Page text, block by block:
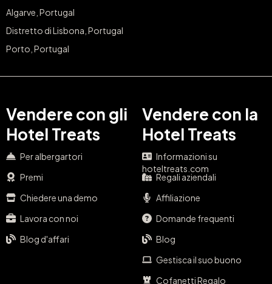
Algarve, Portugal
Distretto di Lisbona, Portugal
Porto, Portugal
Vendere con gli
Hotel Treats
Per albergartori
Premi
Chiedere una demo
Lavora con noi
Blog d'affari
Vendere con la
Hotel Treats
Informazioni su
hoteltreats.com
Regali aziendali
Affiliazione
Domande frequenti
Blog
Gestisca il suo buono
Cofanetti Regalo